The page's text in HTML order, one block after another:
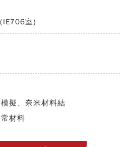
室)
擬、奈米材料結
材料